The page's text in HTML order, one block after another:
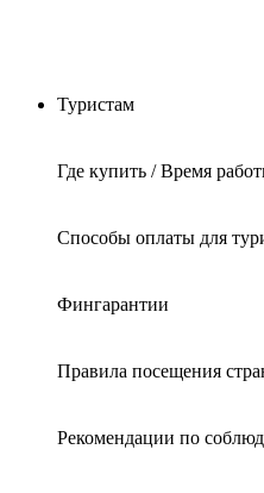
Туристам
Где купить / Время
Способы оплаты для
Фингарантии
Правила посещения
Рекомендации по